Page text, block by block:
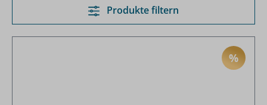
Produkte filtern
%